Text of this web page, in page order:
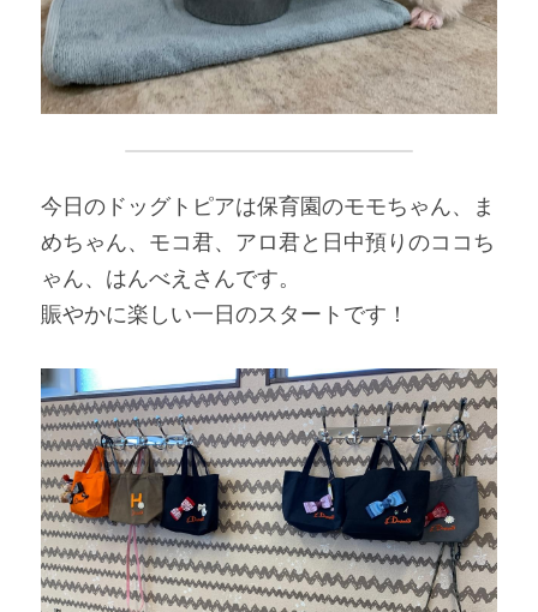
今日のドッグトピアは保育園のモモちゃん、ま
めちゃん、モコ君、アロ君と日中預りのココち
ゃん、はんべえさんです。
賑やかに楽しい一日のスタートです！